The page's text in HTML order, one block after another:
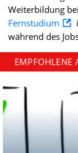
Weiterbildung
Fernstudium
während des
EMPFOHLENE